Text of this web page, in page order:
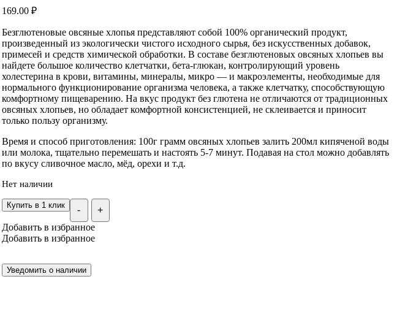
169.00 ₽
Безглютеновые овсяные хлопья представляют собой 100% органический продукт,
произведенный из экологически чистого исходного сырья, без искусственных добавок,
примесей и средств химической обработки. В составе безглютеновых овсяных хлопьев вы
найдете большое количество клетчатки, бета-глюкан, контролирующий уровень
холестерина в крови, витамины, минералы, микро — и макроэлементы, необходимые для
нормального функционирование организма человека, а также клетчатку, способствующую
комфортному пищеварению. На вкус продукт без глютена не отличаются от традиционных
овсяных хлопьев, но обладает комфортной консистенцией, не склеивается и приносит
только пользу организму.
Время и способ приготовления: 100г грамм овсяных хлопьев залить 200мл кипяченой воды
или молока, тщательно перемешать и настоять 5-7 минут. Подавая на стол можно добавлять
по вкусу сливочное масло, мёд, орехи и т.д.
Нет наличии
- +
Купить в 1 клик
Добавить в избранное
Добавить в избранное